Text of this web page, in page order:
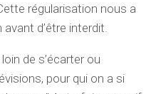
régularisation nous a
d’être interdit.
de s’écarter ou
pour qui on a si